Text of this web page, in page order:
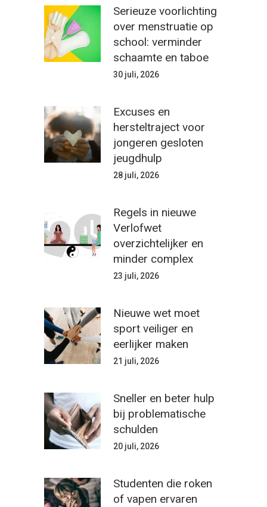
Serieuze voorlichting
over menstruatie op
school: verminder
schaamte en taboe
30 juli, 2026
Excuses en
hersteltraject voor
jongeren gesloten
jeugdhulp
28 juli, 2026
Regels in nieuwe
Verlofwet
overzichtelijker en
minder complex
23 juli, 2026
Nieuwe wet moet
sport veiliger en
eerlijker maken
21 juli, 2026
Sneller en beter hulp
bij problematische
schulden
20 juli, 2026
Studenten die roken
of vapen ervaren